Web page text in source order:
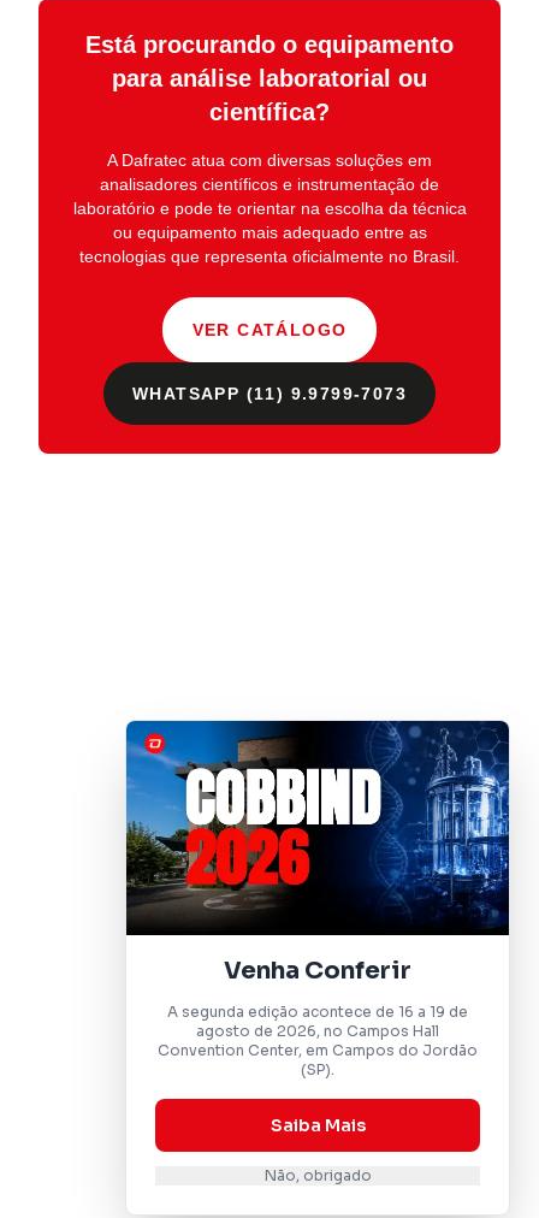
Venha Conferir
A segunda edição acontece de 16 a 19 de
agosto de 2026, no Campos Hall
Convention Center, em Campos do Jordão
(SP).
Saiba Mais
Não, obrigado
Está procurando o equipamento
para análise laboratorial ou
científica?
A Dafratec atua com diversas soluções em
analisadores científicos e instrumentação de
laboratórioe pode te orientar na escolha da técnica
ou equipamento mais adequado entre as
tecnologias que representa oficialmente no Brasil.
VER CATÁLOGO
WHATSAPP (11) 9.9799-7073